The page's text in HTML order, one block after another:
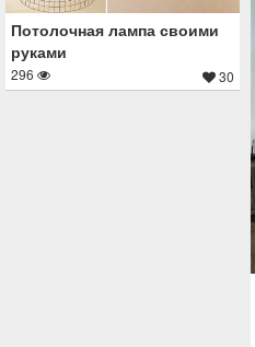
Потолочная лампа своими
руками
296 30